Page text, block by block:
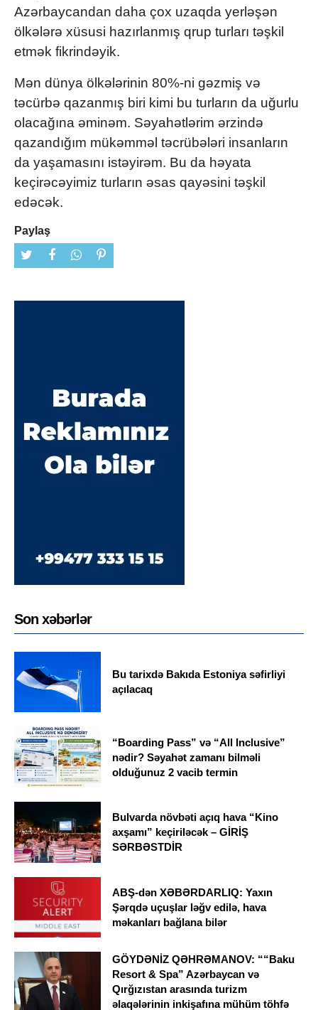
Azərbaycandan daha çox uzaqda yerləşən
ölkələrə xüsusi hazırlanmış qrup turları təşkil
etmək fikrindəyik.
Mən dünya ölkələrinin 80%-ni gəzmiş və
təcürbə qazanmış biri kimi bu turların da uğurlu
olacağına əminəm. Səyahətlərim ərzində
qazandığım mükəmməl təcrübələri insanların
da yaşamasını istəyirəm. Bu da həyata
keçirəcəyimiz turların əsas qayəsini təşkil
edəcək.
Paylaş
Son xəbərlər
Bu tarixdə Bakıda Estoniya səfirliyi
açılacaq
“Boarding Pass” və “All Inclusive”
nədir? Səyahət zamanı bilməli
olduğunuz 2 vacib termin
Bulvarda növbəti açıq hava “Kino
axşamı” keçiriləcək – GİRİŞ
SƏRBƏSTDİR
ABŞ-dən XƏBƏRDARLIQ: Yaxın
Şərqdə uçuşlar ləğv edilə, hava
məkanları bağlana bilər
GÖYDƏNİZ QƏHRƏMANOV: ““Baku
Resort & Spa” Azərbaycan və
Qırğızıstan arasında turizm
əlaqələrinin inkişafına mühüm töhfə